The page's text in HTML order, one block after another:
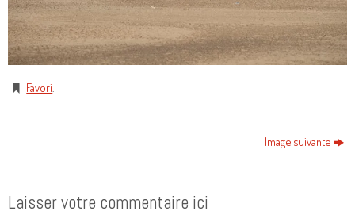
Favori
Image suivante
Laisser votre commentaire ici